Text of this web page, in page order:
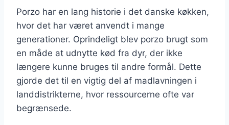
Porzo har en lang historie i det danske køkken,
hvor det har været anvendt i mange
generationer. Oprindeligt blev porzo brugt som
en måde at udnytte kød fra dyr, der ikke
længere kunne bruges til andre formål. Dette
gjorde det til en vigtig del af madlavningen i
landdistrikterne, hvor ressourcerne ofte var
begrænsede.